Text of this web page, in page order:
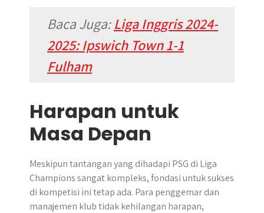
Baca Juga:Liga Inggris 2024-
2025: Ipswich Town 1-1
Fulham
Harapan untuk
Masa Depan
Meskipun tantangan yang dihadapi PSG di Liga
Champions sangat kompleks, fondasi untuk sukses
di kompetisi ini tetap ada. Para penggemar dan
manajemen klub tidak kehilangan harapan,